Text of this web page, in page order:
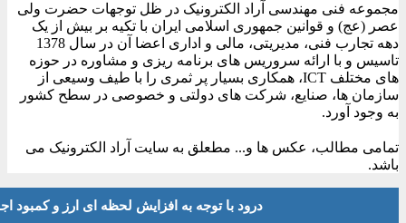
مجموعه فنی مهندسی آراد الکترونیک در ظل توجهات حضرت ولی
عصر (عج) و قوانین جمهوری اسلامی ایران با تکیه بر بیش از یک
دهه تجارب فنی، مدیریتی، مالی و اداری اعضا آن در سال 1378
تاسیس و با ارائه سروریس های برنامه ریزی و مشاوره در حوزه
های مختلف ICT، همکاری بسیار پر ثمری را با طیف وسیعی از
سازمان ها، صنایع، شرکت های دولتی و خصوصی در سطح کشور
به وجود آورد.
تمامی مطالب، عکس ها و... مطعلق به سایت آراد الکترونیک می
باشد.
درود با توجه به افزایش لحظه ای ارز و کمبود اجناس لطفا موجودی